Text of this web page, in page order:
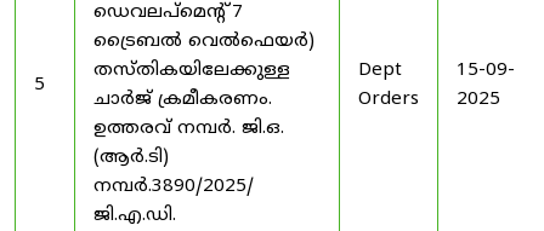
5
ഡെവലപ്മെന്റ് 7
ട്രൈബൽ വെൽഫെയർ)
തസ്തികയിലേക്കുള്ള
ചാർജ് ക്രമീകരണം.
ഉത്തരവ് നമ്പർ. ജി.ഒ.
(ആർ.ടി)
നമ്പർ.3890/2025/
ജി.എ.ഡി.
Dept
Orders
15-09-
2025